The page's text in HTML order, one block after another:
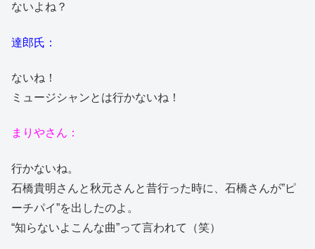
ないよね？
達郎氏：
ないね！
ミュージシャンとは行かないね！
まりやさん：
行かないね。
石橋貴明さんと秋元さんと昔行った時に、石橋さんが”ピ
ーチパイ”を出したのよ。
“知らないよこんな曲”って言われて（笑）